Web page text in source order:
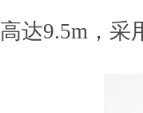
高达9.5m，采